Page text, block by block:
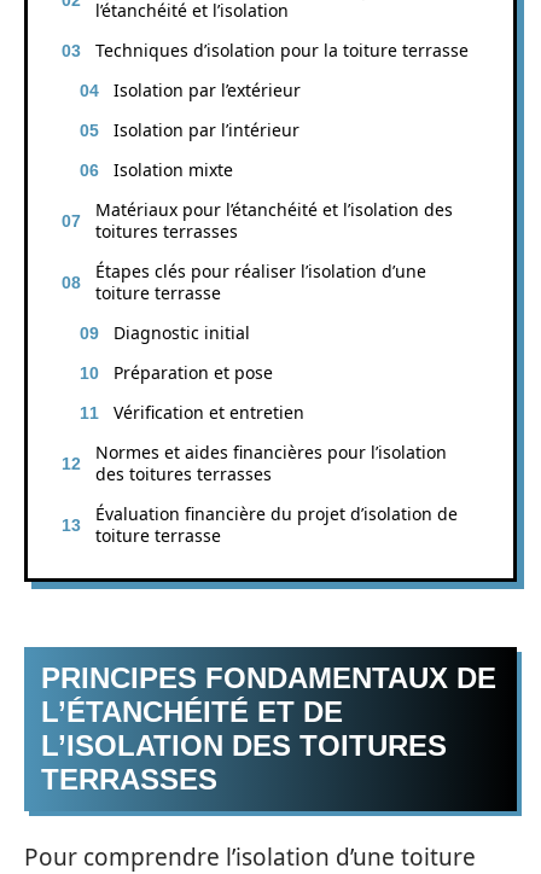
l’étanchéité et l’isolation
Techniques d’isolation pour la toiture terrasse
Isolation par l’extérieur
Isolation par l’intérieur
Isolation mixte
Matériaux pour l’étanchéité et l’isolation des
toitures terrasses
Étapes clés pour réaliser l’isolation d’une
toiture terrasse
Diagnostic initial
Préparation et pose
Vérification et entretien
Normes et aides financières pour l’isolation
des toitures terrasses
Évaluation financière du projet d’isolation de
toiture terrasse
PRINCIPES FONDAMENTAUX DE
L’ÉTANCHÉITÉ ET DE
L’ISOLATION DES TOITURES
TERRASSES
Pour comprendre l’isolation d’une toiture